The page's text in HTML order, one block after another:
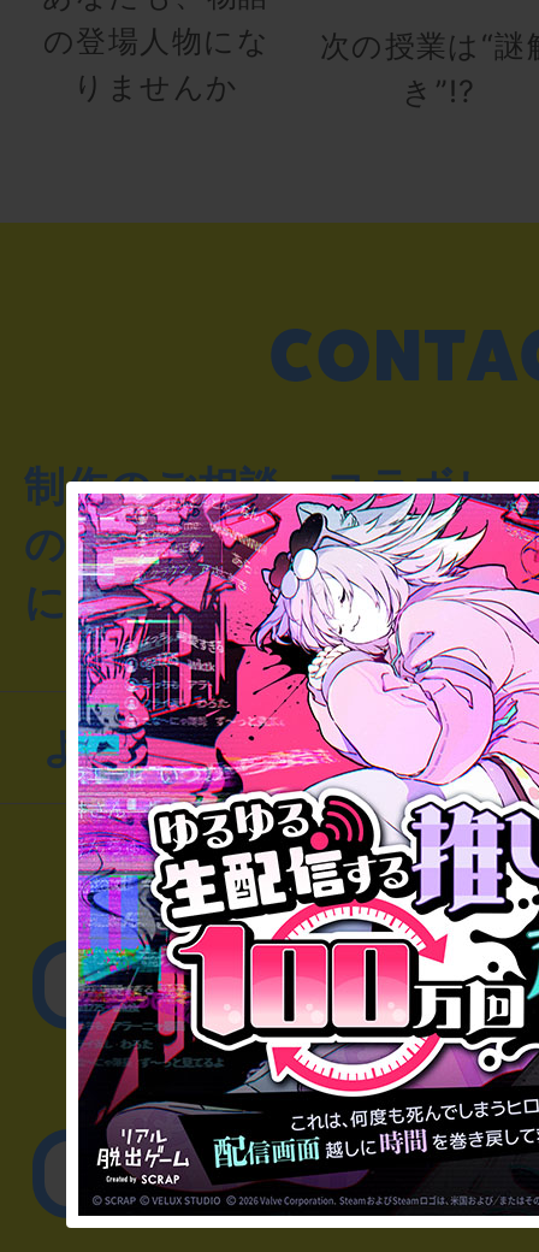
の登場人物にな
りませんか
次の授業は“謎
き”!?
制作のご相談・コラボレ
のお客様からのご質問や
にお問い合わせください
よくあるお問い合わせ
▼一般のお客様
公演内容、チケット
▼企業／法人の方
リアル脱出ゲーム制作